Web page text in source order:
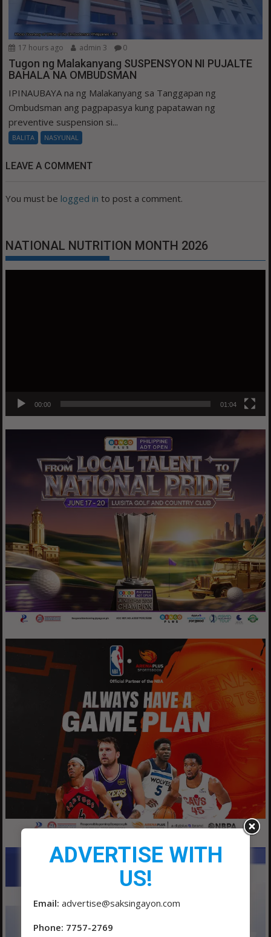
17 hours ago admin 3 0
Tugon ng Malakanyang SUSPENSYON NI PUJALTE
BAHALA NA OMBUDSMAN
IPINAUBAYA na ng Malakanyang sa Tanggapan ng
Ombudsman ang pagpapasya kung papatawan ng
preventive suspension si...
BALITA NASYUNAL
LEAVE A COMMENT
You must be logged in to post a comment.
NATIONAL NUTRITION MONTH 2026
00:00 01:04
ADVERTISE WITH
US!
Email: advertise@saksingayon.com
Phone: 7757-2769